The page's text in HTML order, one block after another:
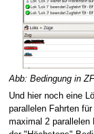
Abb: Bedingung in ZF
Und hier noch eine
parallelen Fahrten
maximal 2 parallelen